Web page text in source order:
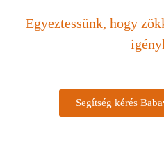
Egyeztessünk, hogy
Segítség kérés